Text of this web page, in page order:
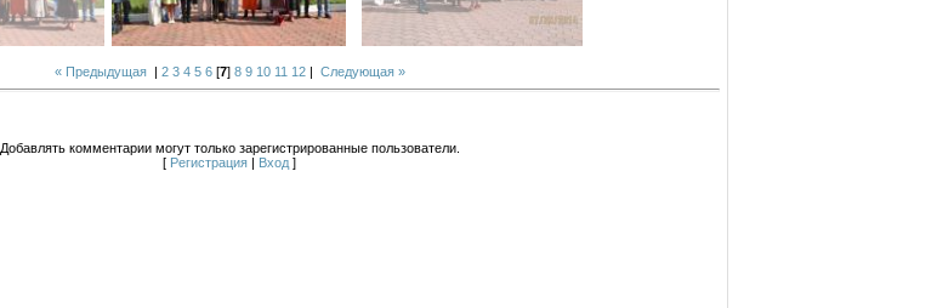
« Предыдущая| 2 3 4 5 6[7] 8 9 10 11 12| Следующая »
Добавлять комментарии могут только зарегистрированные пользователи.
[ Регистрация Вход ]